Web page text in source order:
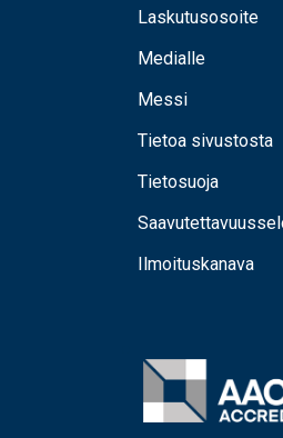
Laskutusosoite
Medialle
Messi
Tietoa sivustosta
Tietosuoja
Ilmoituskanava
Image